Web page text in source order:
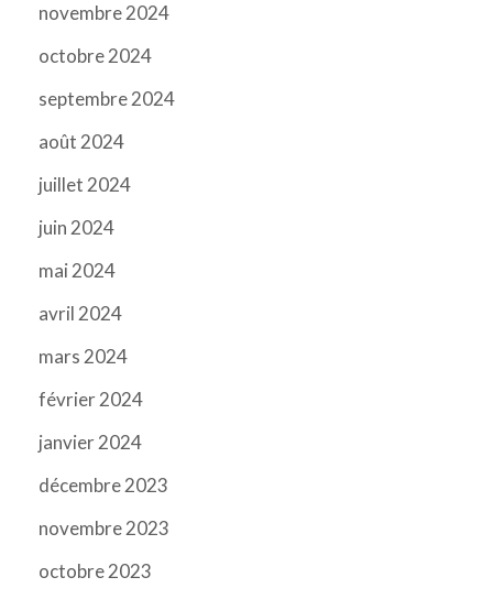
novembre 2024
octobre 2024
septembre 2024
août 2024
juillet 2024
juin 2024
mai 2024
avril 2024
mars 2024
février 2024
janvier 2024
décembre 2023
novembre 2023
octobre 2023